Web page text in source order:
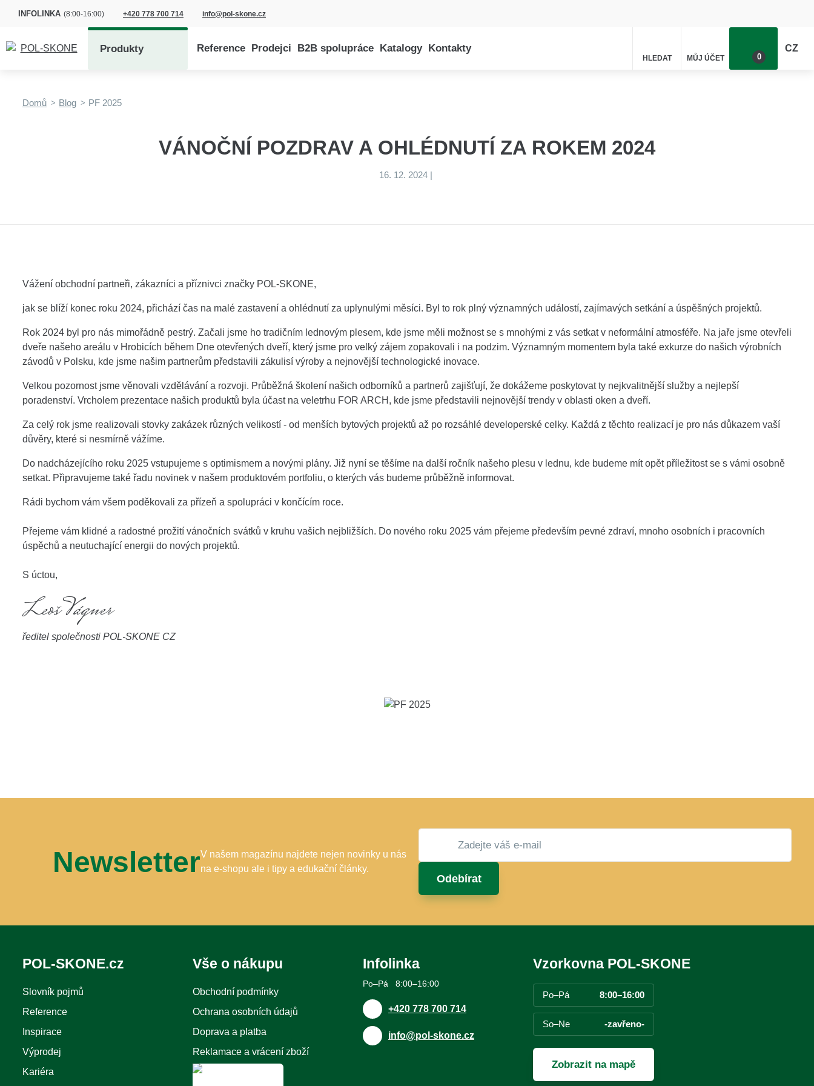
INFOLINKA (8:00-16:00) +420 778 700 714 info@pol-skone.cz
Produkty Reference Prodejci B2B spolupráce Katalogy Kontakty
HLEDAT MŮJ ÚČET 0
CZ
Domů Blog PF 2025
VÁNOČNÍ POZDRAV A OHLÉDNUTÍ ZA ROKEM 2024
16. 12. 2024 |
Vážení obchodní partneři, zákazníci a příznivci značky POL-SKONE,
jak se blíží konec roku 2024, přichází čas na malé zastavení a ohlédnutí za uplynulými měsíci. Byl to rok plný významných událostí, zajímavých setkání a úspěšných projektů.
Rok 2024 byl pro nás mimořádně pestrý. Začali jsme ho tradičním lednovým plesem, kde jsme měli možnost se s mnohými z vás setkat v neformální atmosféře. Na jaře jsme otevřeli
dveře našeho areálu v Hrobicích během Dne otevřených dveří, který jsme pro velký zájem zopakovali i na podzim. Významným momentem byla také exkurze do našich výrobních
závodů v Polsku, kde jsme našim partnerům představili zákulisí výroby a nejnovější technologické inovace.
Velkou pozornost jsme věnovali vzdělávání a rozvoji. Průběžná školení našich odborníků a partnerů zajišťují, že dokážeme poskytovat ty nejkvalitnější služby a nejlepší
poradenství. Vrcholem prezentace našich produktů byla účast na veletrhu FOR ARCH, kde jsme představili nejnovější trendy v oblasti oken a dveří.
Za celý rok jsme realizovali stovky zakázek různých velikostí - od menších bytových projektů až po rozsáhlé developerské celky. Každá z těchto realizací je pro nás důkazem vaší
důvěry, které si nesmírně vážíme.
Do nadcházejícího roku 2025 vstupujeme s optimismem a novými plány. Již nyní se těšíme na další ročník našeho plesu v lednu, kde budeme mít opět příležitost se s vámi osobně
setkat. Připravujeme také řadu novinek v našem produktovém portfoliu, o kterých vás budeme průběžně informovat.
Rádi bychom vám všem poděkovali za přízeň a spolupráci v končícím roce.
Přejeme vám klidné a radostné prožití vánočních svátků v kruhu vašich nejbližších. Do nového roku 2025 vám přejeme především pevné zdraví, mnoho osobních i pracovních
úspěchů a neutuchající energii do nových projektů.
S úctou,
Leoš Vágner
ředitel společnosti POL-SKONE CZ
NewsletterV našem magazínu najdete nejen novinky u nás
na e-shopu ale i tipy a edukační články.
Odebírat
POL-SKONE.cz
Slovník pojmů
Reference
Inspirace
Výprodej
Kariéra
Vše o nákupu
Obchodní podmínky
Ochrana osobních údajů
Doprava a platba
Reklamace a vrácení zboží
Infolinka
Po–Pá 8:00–16:00
+420 778 700 714
info@pol-skone.cz
Vzorkovna POL-SKONE
Po–Pá 8:00–16:00
So–Ne -zavřeno-
Zobrazit na mapě